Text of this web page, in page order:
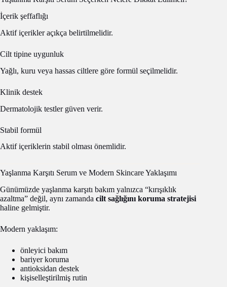
İçerik şeffaflığı
Aktif içerikler açıkça belirtilmelidir.
Cilt tipine uygunluk
Yağlı, kuru veya hassas ciltlere göre formül seçilmelidir.
Klinik destek
Dermatolojik testler güven verir.
Stabil formül
Aktif içeriklerin stabil olması önemlidir.
Yaşlanma Karşıtı Serum ve Modern Skincare Yaklaşımı
Günümüzde yaşlanma karşıtı bakım yalnızca “kırışıklık
azaltma” değil, aynı zamanda cilt sağlığını koruma stratejisi
haline gelmiştir.
Modern yaklaşım:
önleyici bakım
bariyer koruma
antioksidan destek
kişiselleştirilmiş rutin